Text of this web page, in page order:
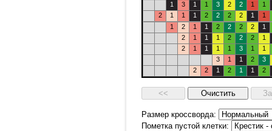
1
3 1 1 3 2 2 1
1
2
1 1 1 2 2 2 2 1
1
1
2 1 1 2 2 2 2
1
2
1 1 1 2 2 2
1
2
1 1 1 1 3 1
1
3
1 1 2
3
2
2 1 2 1 1 2
Размер кроссворда:
Пометка пустой клетки: